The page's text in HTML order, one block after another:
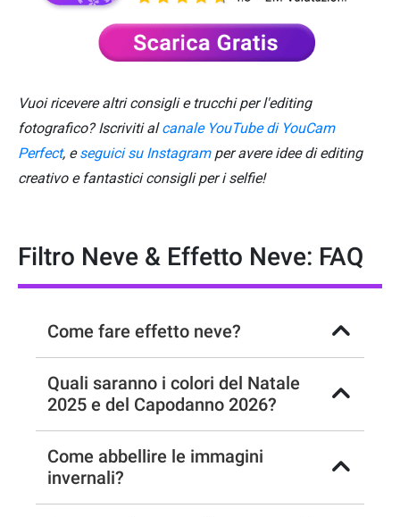
Vuoi ricevere altri consigli e trucchi per l'editing
fotografico? Iscriviti alcanale YouTube di YouCam
Perfect, eseguici su Instagramper avere idee di editing
creativo e fantastici consigli per i selfie!
Filtro Neve & Effetto Neve: FAQ
Come fare effetto neve?
Quali saranno i colori del Natale
2025 e del Capodanno 2026?
Come abbellire le immagini
invernali?